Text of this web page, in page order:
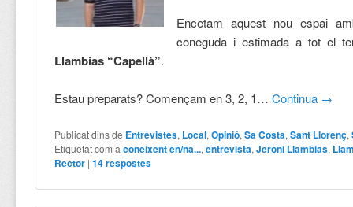
Encetam aquest nou espai
coneguda i estimada a tot el
Llambias “Capellà”.
Estau preparats? Començam en 3, 2, 1…Continua →
Publicat dins de Entrevistes, Local,Opinió,Sa Costa,Sant Llorenç,
Etiquetat com a coneixent en/na...,entrevista,Jeroni Llambias,
Rector |14respostes